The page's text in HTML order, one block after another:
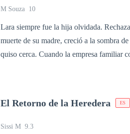
casa, madame Carrero sugere leiloar a
leilão, e dado por Giannis, um grego belo
ela! "A Deusa do CEO Grego", não é apenas um romance hot. Tem mistério, drama, ambição.
O romance aborda também o amor que
M Souza 10
Lara siempre fue la hija olvidada.
muerte de su madre, creció a la sombra
quiso cerca. Cuando la empresa familiar
jamás se involucre en los secretos que sostienen su imperio.
cicatrices del pasado, Lara deberá elegir:
El Retorno de la Heredera ES
Sissi M 9.3